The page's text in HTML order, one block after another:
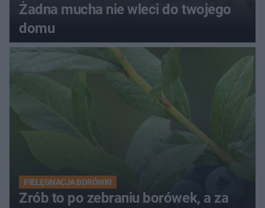
Żadna mucha nie wleci do twojego
domu
PIELĘGNACJA BORÓWKI
Zrób to po zebraniu borówek, a za